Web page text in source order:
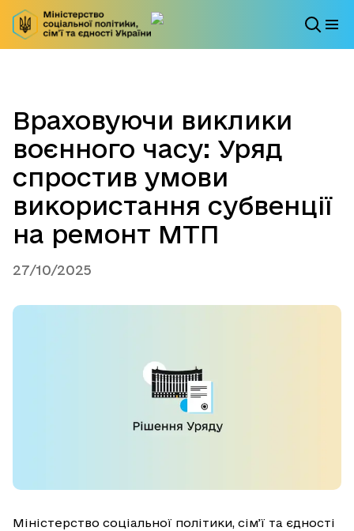
Враховуючи виклики
воєнного часу: Уряд
спростив умови
використання субвенції
на ремонт МТП
27/10/2025
Міністерство соціальної політики, сім’ї та єдності